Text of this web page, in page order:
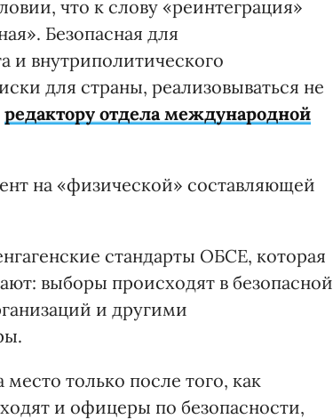
что к слову «реинтеграция»
Безопасная для
и внутриполитического
для страны, реализовываться не
редактору отдела международной
на «физической» составляющей
стандарты ОБСЕ, которая
выборы происходят в безопасной
и другими
только после того, как
и офицеры по безопасности,